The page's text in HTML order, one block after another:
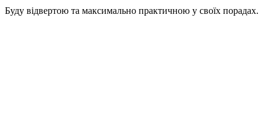
Буду відвертою та максимально практичною у своїх порадах.